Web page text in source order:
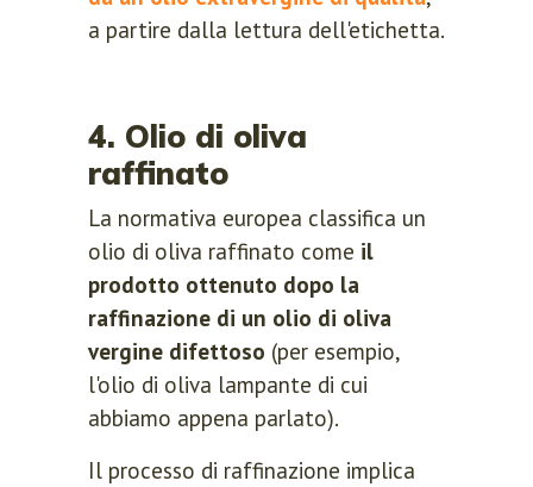
a partire dalla lettura dell'etichetta.
4. Olio di oliva
raffinato
La normativa europea classifica un
olio di oliva raffinato come il
prodotto ottenuto dopo la
raffinazione di un olio di oliva
vergine difettoso (per esempio,
l'olio di oliva lampante di cui
abbiamo appena parlato).
Il processo di raffinazione implica